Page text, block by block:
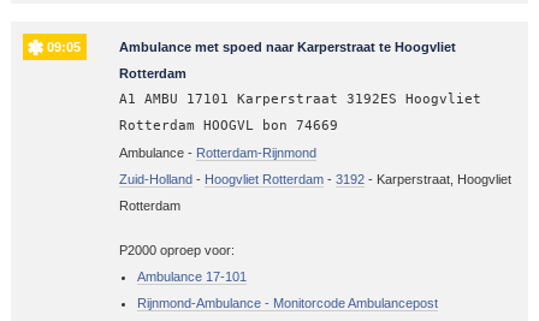
09:05
Ambulance met spoed naar Karperstraat te Hoogvliet
Rotterdam
A1 AMBU 17101 Karperstraat 3192ES Hoogvliet
Rotterdam HOOGVL bon 74669
Ambulance - Rotterdam-Rijnmond
Zuid-Holland- Hoogvliet Rotterdam- 3192- Karperstraat, Hoogvliet
Rotterdam
P2000 oproep voor:
Ambulance 17-101
Rijnmond-Ambulance - Monitorcode Ambulancepost